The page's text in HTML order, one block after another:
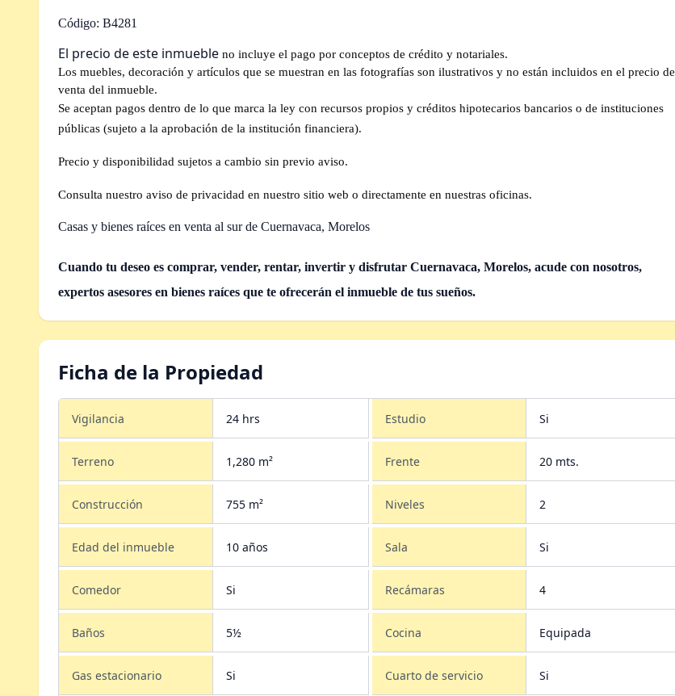
Código: B4281
El precio de este inmueble no incluye el pago por conceptos de crédito y notariales.
Los muebles, decoración y artículos que se muestran en las fotografías son ilustrativos y no están incluidos en el precio de
venta del inmueble.
Se aceptan pagos dentro de lo que marca la ley con recursos propios y créditos hipotecarios bancarios o de instituciones
públicas (sujeto a la aprobación de la institución financiera).
Precio y disponibilidad sujetos a cambio sin previo aviso.
Consulta nuestro aviso de privacidad en nuestro sitio web o directamente en nuestras oficinas.
Casas y bienes raíces en venta al sur de Cuernavaca, Morelos
Cuando tu deseo es comprar, vender, rentar, invertir y disfrutar Cuernavaca, Morelos, acude con nosotros,
expertos asesores en bienes raíces que te ofrecerán el inmueble de tus sueños.
Ficha de la Propiedad
Vigilancia 24 hrs Estudio Si
Terreno 1,280 m² Frente 20 mts.
Construcción 755 m² Niveles 2
Edad del inmueble 10 años Sala Si
Comedor Si Recámaras 4
Baños 5½ Cocina Equipada
Gas estacionario Si Cuarto de servicio Si